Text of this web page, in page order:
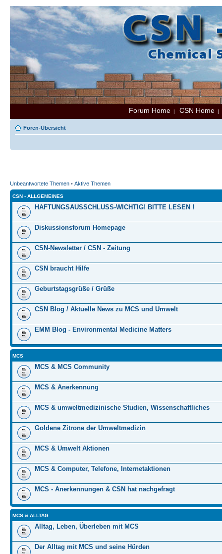
Forum Home | CSN Home
Foren-Übersicht
Unbeantwortete Themen • Aktive Themen
CSN - ALLGEMEINES
HAFTUNGSAUSSCHLUSS-WICHTIG! BITTE LESEN !
Diskussionsforum Homepage
CSN-Newsletter / CSN - Zeitung
CSN braucht Hilfe
Geburtstagsgrüße / Grüße
CSN Blog / Aktuelle News zu MCS und Umwelt
EMM Blog - Environmental Medicine Matters
MCS
MCS & MCS Community
MCS & Anerkennung
MCS & umweltmedizinische Studien, Wissenschaftliches
Goldene Zitrone der Umweltmedizin
MCS & Umwelt Aktionen
MCS & Computer, Telefone, Internetaktionen
MCS - Anerkennungen & CSN hat nachgefragt
MCS & ALLTAG
Alltag, Leben, Überleben mit MCS
Der Alltag mit MCS und seine Hürden